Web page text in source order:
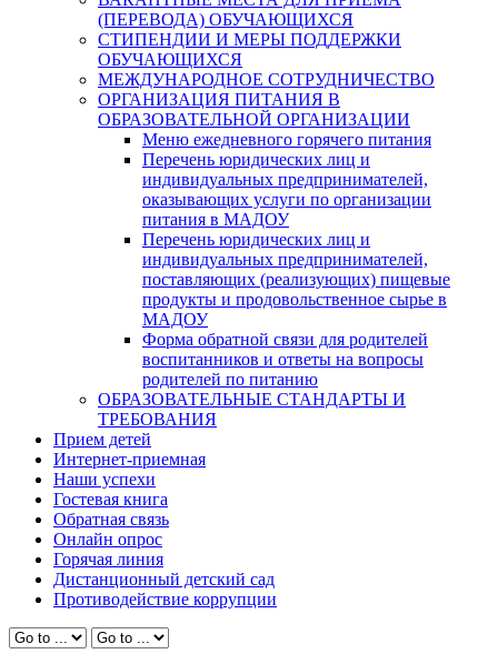
(ПЕРЕВОДА) ОБУЧАЮЩИХСЯ
СТИПЕНДИИ И МЕРЫ ПОДДЕРЖКИ
ОБУЧАЮЩИХСЯ
МЕЖДУНАРОДНОЕ СОТРУДНИЧЕСТВО
ОРГАНИЗАЦИЯ ПИТАНИЯ В
ОБРАЗОВАТЕЛЬНОЙ ОРГАНИЗАЦИИ
Меню ежедневного горячего питания
Перечень юридических лиц и
индивидуальных предпринимателей,
оказывающих услуги по организации
питания в МАДОУ
Перечень юридических лиц и
индивидуальных предпринимателей,
поставляющих (реализующих) пищевые
продукты и продовольственное сырье в
МАДОУ
Форма обратной связи для родителей
воспитанников и ответы на вопросы
родителей по питанию
ОБРАЗОВАТЕЛЬНЫЕ СТАНДАРТЫ И
ТРЕБОВАНИЯ
Прием детей
Интернет-приемная
Наши успехи
Гостевая книга
Обратная связь
Онлайн опрос
Горячая линия
Дистанционный детский сад
Противодействие коррупции